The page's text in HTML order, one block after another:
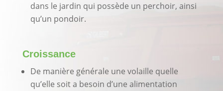
dans le jardin qui possède un perchoir, ainsi
qu’un pondoir.
Croissance
De manière générale une volaille quelle
qu’elle soit a besoin d’une alimentation